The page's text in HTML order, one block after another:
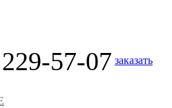
57-07 заказать